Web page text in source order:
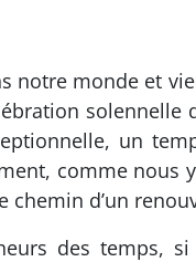
notre monde et
solennelle
un
comme nous
chemin d’un
des temps,